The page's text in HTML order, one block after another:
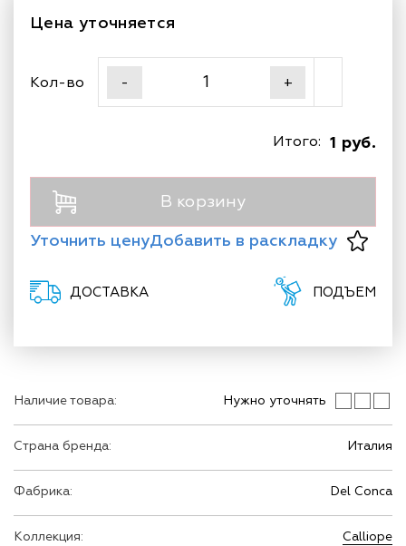
Наличие товара: Нужно уточнять
Страна бренда: Италия
Фабрика: Del Conca
Коллекция: Calliope
Цена уточняется
Кол-во - +
1 руб.
Итого:
В корзину
Уточнить ценуДобавить в раскладку
ДОСТАВКА ПОДЪЕМ